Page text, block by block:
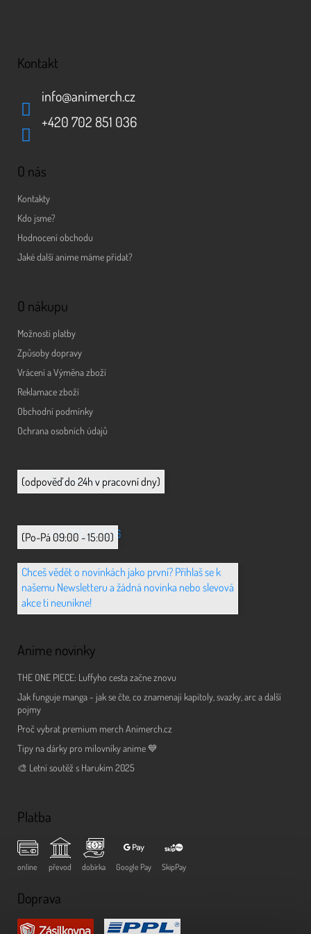
Kontakt
info@animerch.cz
+420 702 851 036
O nás
Kontakty
Kdo jsme?
Hodnocení obchodu
Jaké další anime máme přidat?
O nákupu
Možnosti platby
Způsoby dopravy
Vrácení a Výměna zboží
Reklamace zboží
Obchodní podmínky
Ochrana osobních údajů
info@animerch.cz
(odpověď do 24h v pracovní dny)
+420 702 851 036
(Po-Pá 09:00 - 15:00)
Chceš vědět o novinkách jako první? Přihlaš se k
našemu Newsletteru a žádná novinka nebo slevová
akce ti neunikne!
Anime novinky
THE ONE PIECE: Luffyho cesta začne znovu
Jak funguje manga - jak se čte, co znamenají kapitoly, svazky, arc a další
pojmy
Proč vybrat premium merch Animerch.cz
Tipy na dárky pro milovníky anime 💙
🎨 Letní soutěž s Harukim 2025
Platba
online převod dobírka Google Pay SkipPay
Doprava